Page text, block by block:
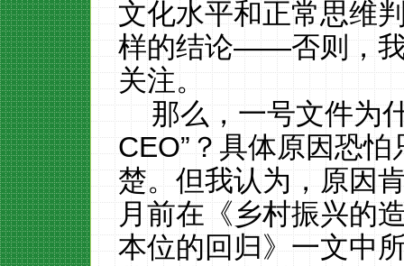
文化水平和正常思维
样的结论——否则，
关注。
那么，一号文件为
CEO”？具体原因恐
楚。但我认为，原因
月前在《乡村振兴的
本位的回归》一文中